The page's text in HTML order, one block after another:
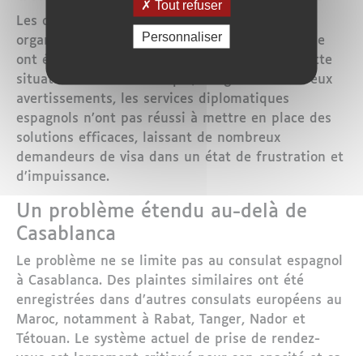
Les dirigeants de la société civile et les
organisations de défense des droits de l’homme
ont également exprimé leur désarroi face à cette
situation. Ils affirment que, malgré de nombreux
avertissements, les services diplomatiques
espagnols n’ont pas réussi à mettre en place des
solutions efficaces, laissant de nombreux
demandeurs de visa dans un état de frustration et
d’impuissance.
Un problème étendu au-delà de
Casablanca
Le problème ne se limite pas au consulat espagnol
à Casablanca. Des plaintes similaires ont été
enregistrées dans d’autres consulats européens au
Maroc, notamment à Rabat, Tanger, Nador et
Tétouan. Le système actuel de prise de rendez-
Tout refuser
Personnaliser